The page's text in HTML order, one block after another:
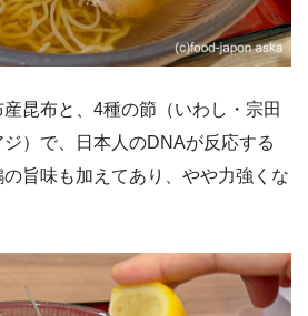
昆布と、4種の節（いわし・宗田
）で、日本人のDNAが反応する
旨味も加えてあり、やや力強くな